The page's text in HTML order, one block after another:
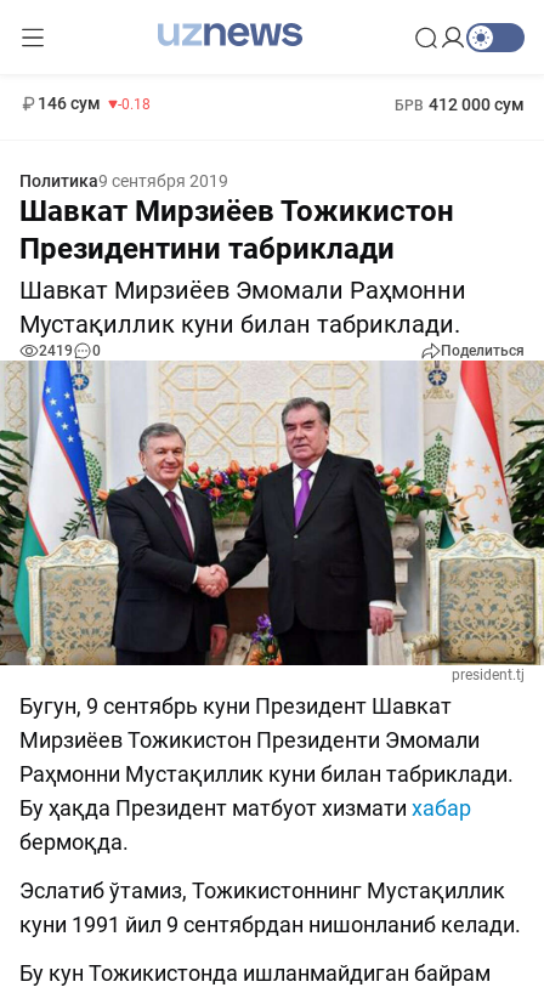
146 сум -0.18 БРВ 412 000 сум
Политика9 сентября 2019
Шавкат Мирзиёев Тожикистон
Президентини табриклади
Шавкат Мирзиёев Эмомали Раҳмонни
Мустақиллик куни билан табриклади.
2419 0 Поделиться
president.tj
Бугун, 9 сентябрь куни Президент Шавкат
Мирзиёев Тожикистон Президенти Эмомали
Раҳмонни Мустақиллик куни билан табриклади.
Бу ҳақда Президент матбуот хизмати хабар
бермоқда.
Эслатиб ўтамиз, Тожикистоннинг Мустақиллик
куни 1991 йил 9 сентябрдан нишонланиб келади.
Бу кун Тожикистонда ишланмайдиган байрам